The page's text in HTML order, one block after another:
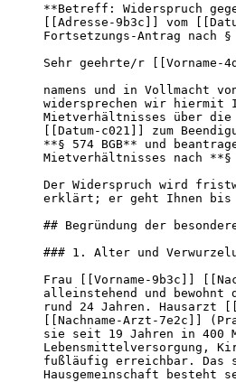
**Betreff: Widerspruch
[[Adresse-9b3c]] vom
Fortsetzungs-Antrag nach §
Sehr geehrte/r [[Vorname-
namens und in Vollmacht
widersprechen wir hiermit
Mietverhältnisses über die
[[Datum-c021]] zum
**§ 574 BGB** und
Mietverhältnisses nach **§
Der Widerspruch wird
erklärt; er geht Ihnen
## Begründung der
### 1. Alter und
Frau [[Vorname-9b3c]]
alleinstehend und bewohnt
rund 24 Jahren. Hausarzt
[[Nachname-Arzt-7e2c]]
sie seit 19 Jahren in 400
Lebensmittelversorgung,
fußläufig erreichbar. Das
Hausgemeinschaft besteht